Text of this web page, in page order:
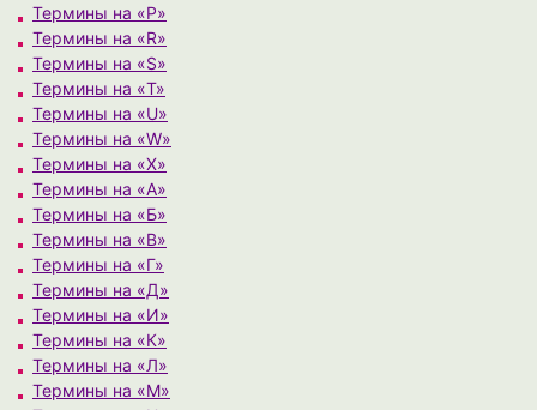
Термины на «P»
Термины на «R»
Термины на «S»
Термины на «T»
Термины на «U»
Термины на «W»
Термины на «X»
Термины на «А»
Термины на «Б»
Термины на «В»
Термины на «Г»
Термины на «Д»
Термины на «И»
Термины на «К»
Термины на «Л»
Термины на «М»